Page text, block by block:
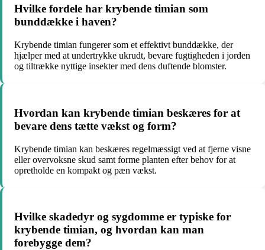
Hvilke fordele har krybende timian som
bunddække i haven?
Krybende timian fungerer som et effektivt bunddække, der
hjælper med at undertrykke ukrudt, bevare fugtigheden i jorden
og tiltrække nyttige insekter med dens duftende blomster.
Hvordan kan krybende timian beskæres for at
bevare dens tætte vækst og form?
Krybende timian kan beskæres regelmæssigt ved at fjerne visne
eller overvoksne skud samt forme planten efter behov for at
opretholde en kompakt og pæn vækst.
Hvilke skadedyr og sygdomme er typiske for
krybende timian, og hvordan kan man
forebygge dem?